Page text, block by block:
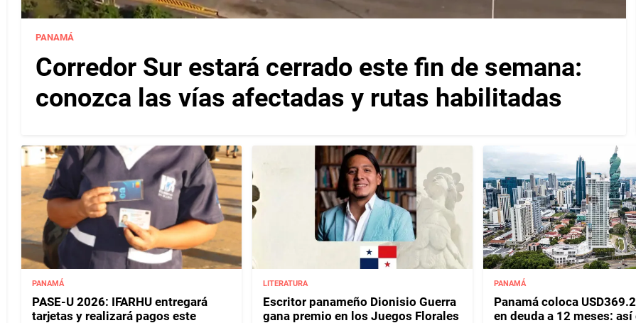
PANAMÁ
Corredor Sur estará cerrado este fin de semana:
conozca las vías afectadas y rutas habilitadas
PANAMÁ
PASE-U 2026: IFARHU entregará
tarjetas y realizará pagos este
LITERATURA
Escritor panameño Dionisio Guerra
gana premio en los Juegos Florales
PANAMÁ
Panamá coloca
en deuda a 12 meses: